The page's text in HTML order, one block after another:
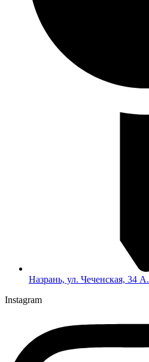
Назрань, ул. Чеченская, 34 А.
Instagram